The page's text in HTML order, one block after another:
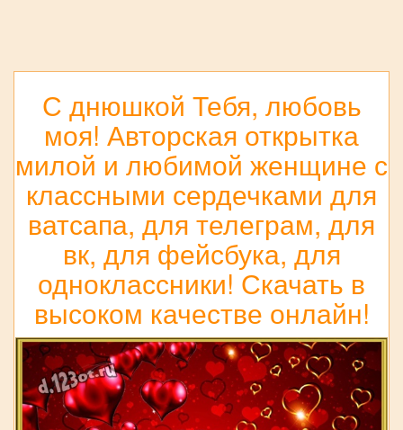
С днюшкой Тебя, любовь
моя! Авторская открытка
милой и любимой женщине с
классными сердечками для
ватсапа, для телеграм, для
вк, для фейсбука, для
одноклассники! Скачать в
высоком качестве онлайн!